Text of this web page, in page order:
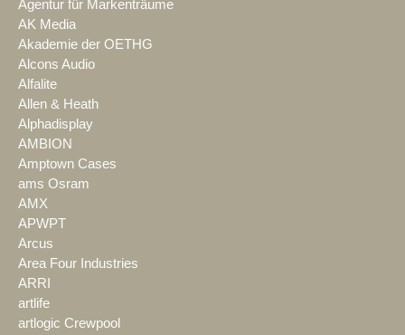
Agentur für Markenträume
AK Media
Akademie der OETHG
Alcons Audio
Alfalite
Allen & Heath
Alphadisplay
AMBION
Amptown Cases
ams Osram
AMX
APWPT
Arcus
Area Four Industries
ARRI
artlife
artlogic Crewpool